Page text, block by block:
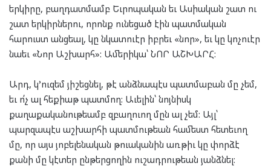
երկիրը, բաղդատմամբ Եւրոպական եւ Ասիական շատ ու
շատ երկիրներու, որոնք ունեցած էին պատմական
հարուստ անցեալ, կը նկատուէր իբրեւ «նոր», եւ կը կոչուէր
նաեւ «Նոր Աշխարհ»: Ամերիկա՝ ՆՈՐ ԱՇԽԱՐՀ:
Արդ, կ’ուզեմ յիշեցնել, թէ անձնապէս պատմաբան մը չեմ,
եւ ո՛չ ալ հեքիաթ պատմող: Աւելին՝ նոյնիսկ
քաղաքականութեամբ զբաղուող մըն ալ չեմ: Այլ՝
պարզապէս աշխարհի պատմութեան համեստ հետեւող
մը, որ այս յոբելենական թուականին առթիւ կը փորձէ
քանի մը կէտեր ընթերցողին ուշադրութեան յանձնել: